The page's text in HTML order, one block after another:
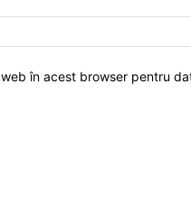
în acest browser pentru